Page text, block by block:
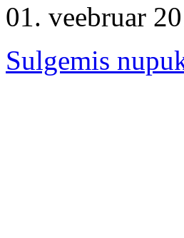
01. veebruar
Sulgemis